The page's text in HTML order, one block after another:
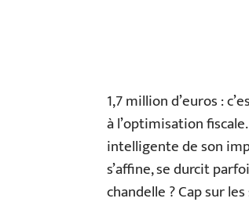
1,7 million d’euros :
à l’optimisation
intelligente de son
s’affine, se durcit
chandelle ? Cap sur